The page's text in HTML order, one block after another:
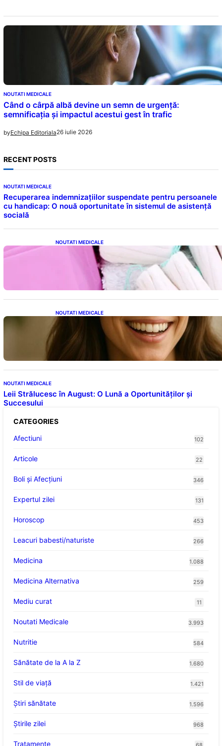
NOUTATI MEDICALE
Când o cârpă albă devine un semn de urgență:
semnificația și impactul acestui gest în trafic
byEchipa Editoriala26 iulie 2026
RECENT POSTS
NOUTATI MEDICALE
Recuperarea indemnizațiilor suspendate pentru persoanele
cu handicap: O nouă oportunitate în sistemul de asistență
socială
NOUTATI MEDICALE
Tampoanele menstruale: O analiză profundă
a riscurilor legate de metale toxice
NOUTATI MEDICALE
Ceaiul – Băutura care protejează inima:
Descoperiri recente despre beneficiile
consumului zilnic
NOUTATI MEDICALE
Leii Strălucesc în August: O Lună a Oportunităților și
Succesului
CATEGORIES
Afectiuni
102
Articole 22
Boli și Afecțiuni 346
Expertul zilei 131
Horoscop 453
Leacuri babesti/naturiste 266
Medicina 1.088
Medicina Alternativa 259
Mediu curat 11
Noutati Medicale 3.993
Nutritie 584
Sănătate de la A la Z 1.680
Stil de viaţă 1.421
Ştiri sănătate 1.596
Știrile zilei 968
Tratamente